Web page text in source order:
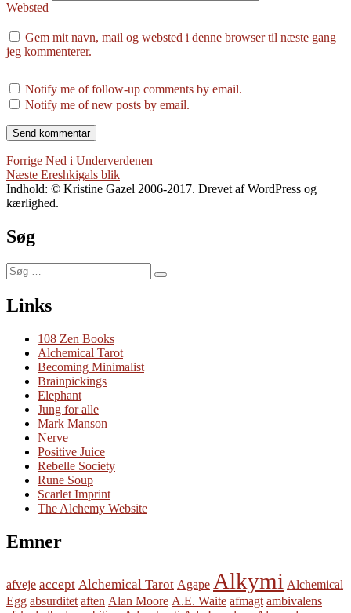
Websted
Gem mit navn, mail og websted i denne browser til næste gang
jeg kommenterer.
Notify me of follow-up comments by email.
Notify me of new posts by email.
Indlægsnavigation
Forrige Forrige
indlæg:
Ned i Underverdenen
Næste Næste
indlæg:
Ereshkigals blik
Indhold: © Kristine Gazel 2006-2017. Drevet af WordPress og
kærlighed.
Søg
Søg
efter:
Søg
Links
108 Zen Books
Alchemical Tarot
Becoming Minimalist
Brainpickings
Elephant
Jung for alle
Mark Manson
Nerve
Positive Juice
Rebelle Society
Rune Soup
Scarlet Imprint
The Alchemy Website
Emner
afveje accept Alchemical Tarot Agape Alkymi Alchemical
Egg absurditet aften Alan Moore A.E. Waite afmagt ambivalens